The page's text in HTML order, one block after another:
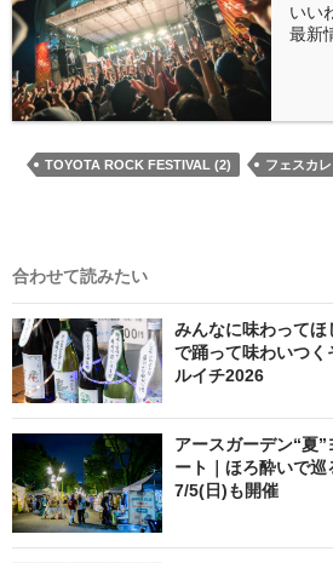
いい
最新
TOYOTA ROCK FESTIVAL (2) フェスカ
合わせて読みたい
みんなに味わって
で踊って味わいつく
ルイチ2026
アースガーデン“夏
ート｜ほろ酔いで巡
7/5(日)も開催